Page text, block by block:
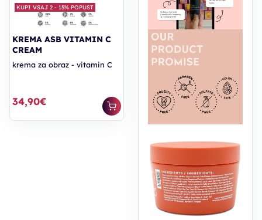
KUPI VSAJ 2 - 15% POPUST
KREMA ASB VITAMIN C
CREAM
krema za obraz - vitamin C
34,90€